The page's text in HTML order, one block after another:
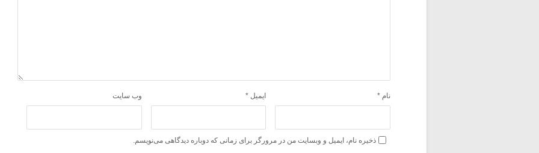
نام * ایمیل * وب‌ سایت
ذخیره نام، ایمیل و وبسایت من در مرورگر برای زمانی که دوباره دیدگاهی می‌نویسم.